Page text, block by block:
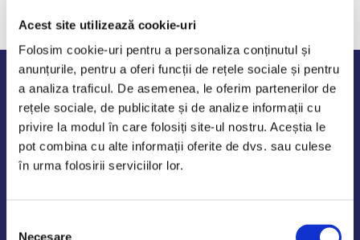
Acest site utilizează cookie-uri
Folosim cookie-uri pentru a personaliza conținutul și
anunțurile, pentru a oferi funcții de rețele sociale și pentru
a analiza traficul. De asemenea, le oferim partenerilor de
rețele sociale, de publicitate și de analize informații cu
privire la modul în care folosiți site-ul nostru. Aceștia le
pot combina cu alte informații oferite de dvs. sau culese
în urma folosirii serviciilor lor.
Necesare
Program de lucru
Luni - Vineri: 09:00-18:00
Sambata - Duminica: 10:00-14:00